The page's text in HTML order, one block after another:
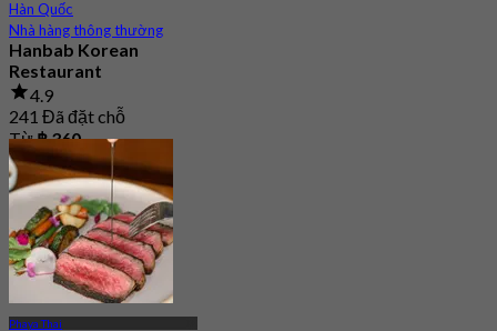
Hàn Quốc
Nhà hàng thông thường
Hanbab Korean
Restaurant
4.9
241 Đã đặt chỗ
Từ฿ 360
Phaya Thai